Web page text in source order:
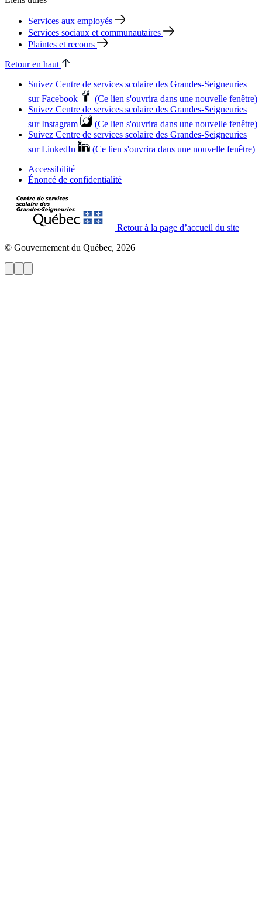
Services aux employés
Services sociaux et communautaires
Plaintes et recours
Retour en haut
Suivez Centre de services scolaire des Grandes‑Seigneuries
sur Facebook
(Ce lien s'ouvrira dans une nouvelle fenêtre)
Suivez Centre de services scolaire des Grandes‑Seigneuries
sur Instagram
(Ce lien s'ouvrira dans une nouvelle fenêtre)
Suivez Centre de services scolaire des Grandes‑Seigneuries
sur LinkedIn
(Ce lien s'ouvrira dans une nouvelle fenêtre)
Accessibilité
Énoncé de confidentialité
Retour à la page d’accueil du site
© Gouvernement du Québec, 2026